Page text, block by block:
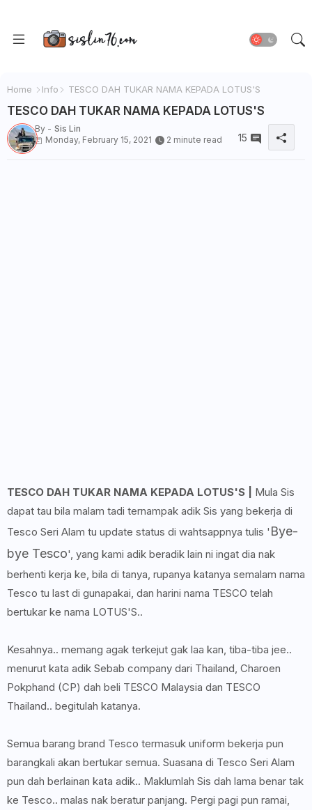
Home Info TESCO DAH TUKAR NAMA KEPADA LOTUS'S
TESCO DAH TUKAR NAMA KEPADA LOTUS'S
By - Sis Lin
Monday, February 15, 2021
2 minute read 15
TESCO DAH TUKAR NAMA KEPADA LOTUS'S | Mula Sis
dapat tau bila malam tadi ternampak adik Sis yang bekerja di
Tesco Seri Alam tu update status di wahtsappnya tulis ' Bye-
bye Tesco', yang kami adik beradik lain ni ingat dia nak
berhenti kerja ke, bila di tanya, rupanya katanya semalam nama
Tesco tu last di gunapakai, dan harini nama TESCO telah
bertukar ke nama LOTUS'S..
Kesahnya.. memang agak terkejut gak laa kan, tiba-tiba jee..
menurut kata adik Sebab company dari Thailand, Charoen
Pokphand (CP) dah beli TESCO Malaysia dan TESCO
Thailand.. begitulah katanya.
Semua barang brand Tesco termasuk uniform bekerja pun
barangkali akan bertukar semua. Suasana di Tesco Seri Alam
pun dah berlainan kata adik.. Maklumlah Sis dah lama benar tak
ke Tesco.. malas nak beratur panjang. Pergi pagi pun ramai,